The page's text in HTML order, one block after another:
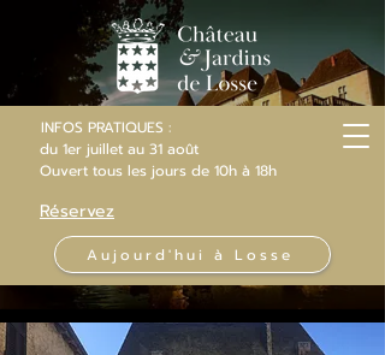
INFOS PRATIQUES :
du 1er juillet au 31 août
Ouvert tous les jours de 10h à 18h
Réservez
Aujourd'hui à Losse